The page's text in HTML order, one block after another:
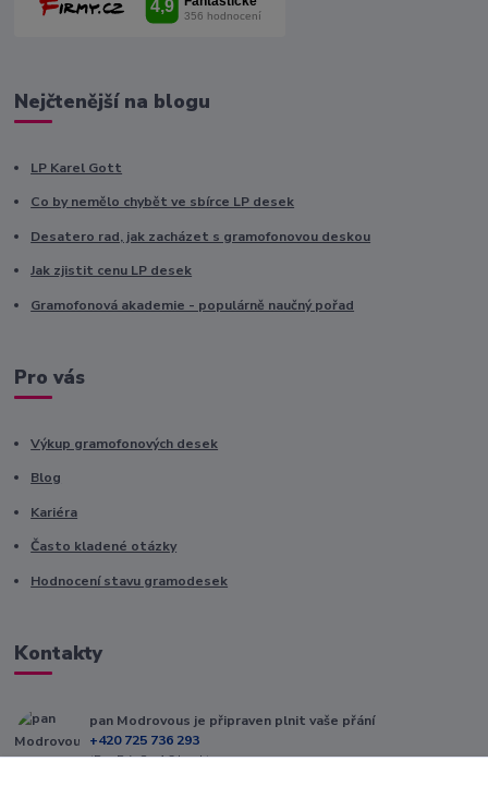
Nejčtenější na blogu
LP Karel Gott
Co by nemělo chybět ve sbírce LP desek
Desatero rad, jak zacházet s gramofonovou deskou
Jak zjistit cenu LP desek
Gramofonová akademie - populárně naučný pořad
Pro vás
Výkup gramofonových desek
Blog
Kariéra
Často kladené otázky
Hodnocení stavu gramodesek
Kontakty
pan Modrovous je připraven plnit vaše přání
+420 725 736 293
(Po-Pá, 8 - 16 hod.)